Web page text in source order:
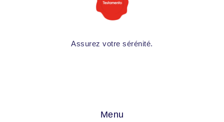
Assurez votre sérénité.
Menu